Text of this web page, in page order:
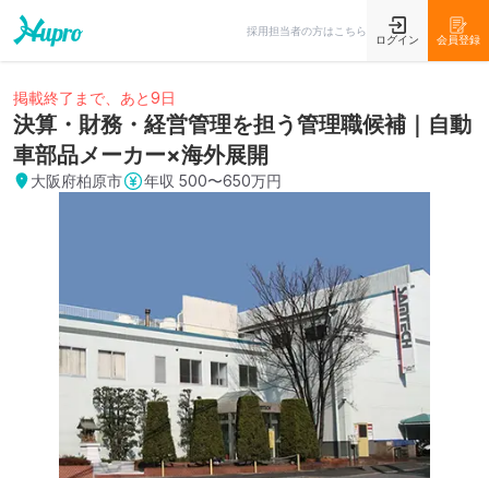
採用担当者の方はこちら
ログイン 会員登録
掲載終了まで、あと9日
決算・財務・経営管理を担う管理職候補｜自動
車部品メーカー×海外展開
大阪府柏原市 年収 500〜650万円